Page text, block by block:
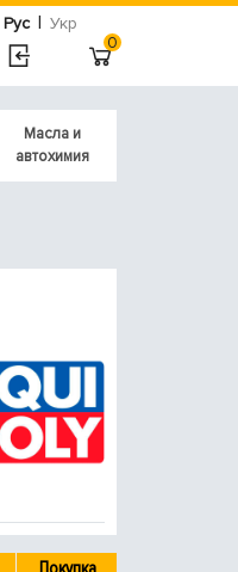
Рус | Укр
0
Масла и
автохимия